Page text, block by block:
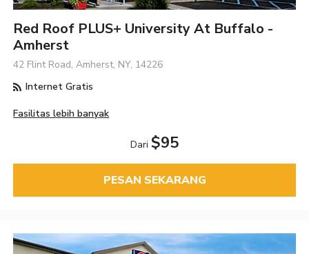
Red Roof PLUS+ University At Buffalo -
Amherst
42 Flint Road, Amherst, NY, 14226
Internet Gratis
Fasilitas lebih banyak
Dari $95
PESAN SEKARANG